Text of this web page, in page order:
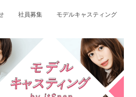
社員募集 モデルキャスティング